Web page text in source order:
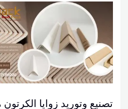
تصنيع وتوريد زوايا